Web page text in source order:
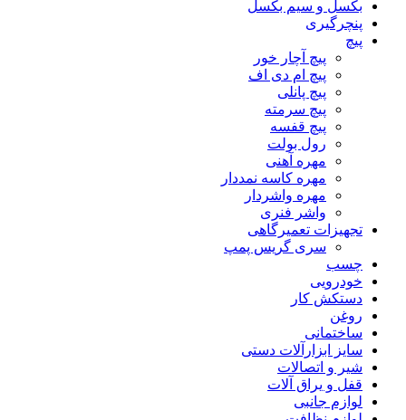
بکسل و سیم بکسل
پنچرگیری
پیچ
پیچ آچار خور
پیچ ام دی اف
پیچ پانلی
پیچ سرمته
پیچ قفسه
رول بولت
مهره آهنی
مهره کاسه نمددار
مهره واشردار
واشر فنری
تجهیزات تعمیرگاهی
سری گریس پمپ
چسب
خودرویی
دستکش کار
روغن
ساختمانی
سایز ابزارآلات دستی
شیر و اتصالات
قفل و یراق آلات
لوازم جانبی